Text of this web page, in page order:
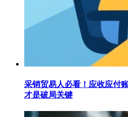
采销贸易人必看！应收应付
才是破局关键